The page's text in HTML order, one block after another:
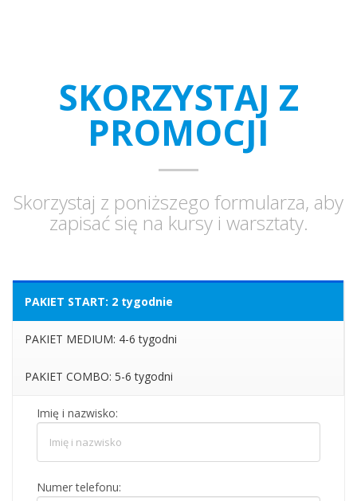
SKORZYSTAJ Z
PROMOCJI
Skorzystaj z poniższego formularza, aby
zapisać się na kursy i warsztaty.
PAKIET START: 2 tygodnie
PAKIET MEDIUM: 4-6 tygodni
PAKIET COMBO: 5-6 tygodni
Imię i nazwisko:
Numer telefonu: